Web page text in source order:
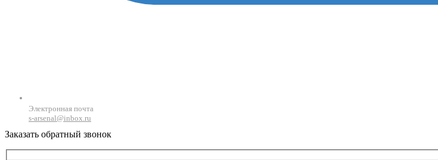
Электронная почта
s-arsenal@inbox.ru
Заказать обратный звонок